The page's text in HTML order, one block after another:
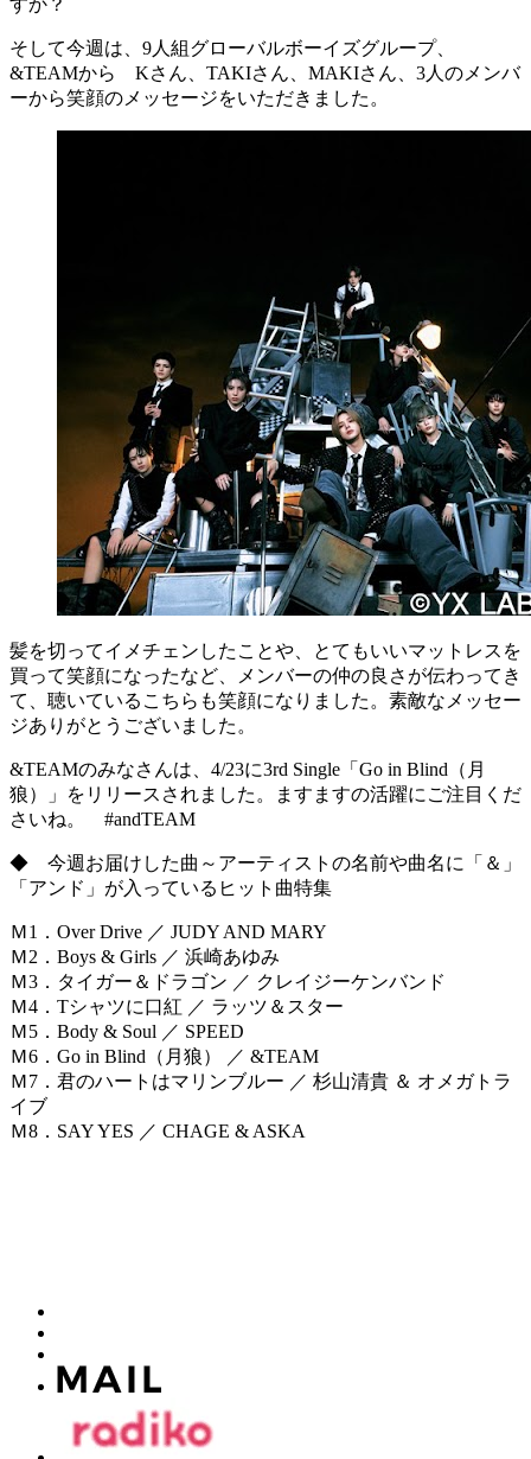
すか？
そして今週は、9人組グローバルボーイズグループ、
&TEAMから Kさん、TAKIさん、MAKIさん、3人のメンバ
ーから笑顔のメッセージをいただきました。
髪を切ってイメチェンしたことや、とてもいいマットレスを
買って笑顔になったなど、メンバーの仲の良さが伝わってき
て、聴いているこちらも笑顔になりました。素敵なメッセー
ジありがとうございました。
&TEAMのみなさんは、4/23に3rd Single「Go in Blind（月
狼）」をリリースされました。ますますの活躍にご注目くだ
さいね。 #andTEAM
◆ 今週お届けした曲～アーティストの名前や曲名に「＆」
「アンド」が入っているヒット曲特集
Ｍ1．Over Drive ／ JUDY AND MARY
Ｍ2．Boys & Girls ／ 浜崎あゆみ
Ｍ3．タイガー＆ドラゴン ／ クレイジーケンバンド
Ｍ4．Tシャツに口紅 ／ ラッツ＆スター
Ｍ5．Body & Soul ／ SPEED
Ｍ6．Go in Blind（月狼） ／ &TEAM
Ｍ7．君のハートはマリンブルー ／ 杉山清貴 ＆ オメガトラ
イブ
Ｍ8．SAY YES ／ CHAGE & ASKA